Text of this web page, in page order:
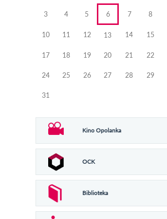
3 4 5 6 7 8
10 11 12 13 14 15
17 18 19 20 21 22
24 25 26 27 28 29
31
Kino Opolanka
OCK
Biblioteka